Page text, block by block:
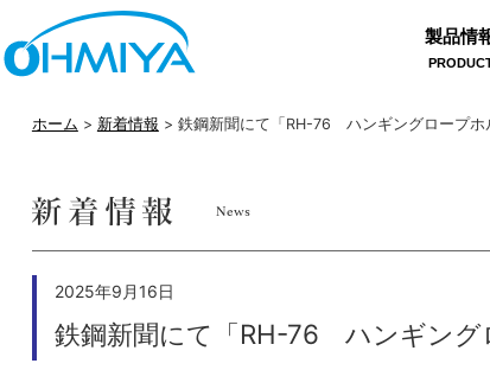
製品情
ホーム > 新着情報 > 鉄鋼新聞にて「RH-76 ハンギングロープホ
2025年9月16日
鉄鋼新聞にて「RH-76 ハンギング